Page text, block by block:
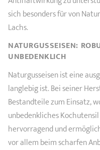
sich besonders für von
Lachs.
NATURGUSSEISEN:
UNBEDENKLICH
Naturgusseisen ist eine
langlebig ist. Bei seiner
Bestandteile zum Einsatz,
unbedenkliches
hervorragend und
vor allem beim scharfen